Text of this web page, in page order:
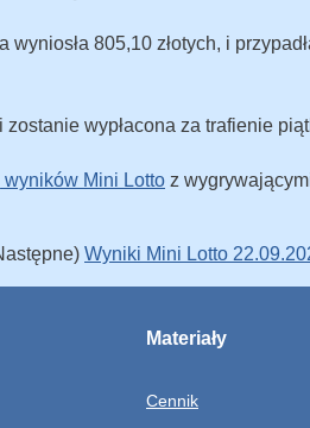
805,10 złotych, i
wypłacona za trafienie
wyników Mini Lotto z
Wyniki Mini Lotto
Materiały
Cennik